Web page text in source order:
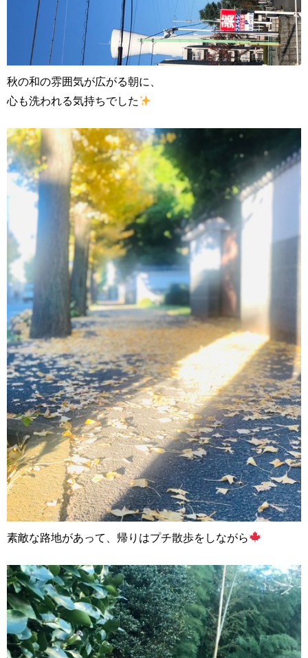
秋の和の雰囲気が広がる朝に、
心も洗われる気持ちでした
素敵な路地があって、帰りはプチ散歩をしながら